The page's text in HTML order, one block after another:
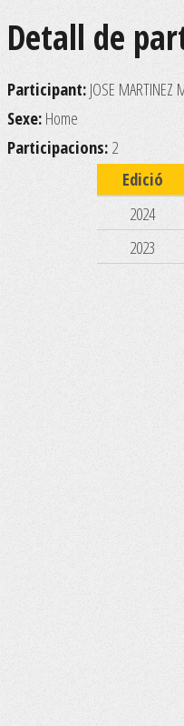
Detall de
Participant: JOSE MARTINEZ
Sexe: Home
Participacions: 2
Edició
2024
2023